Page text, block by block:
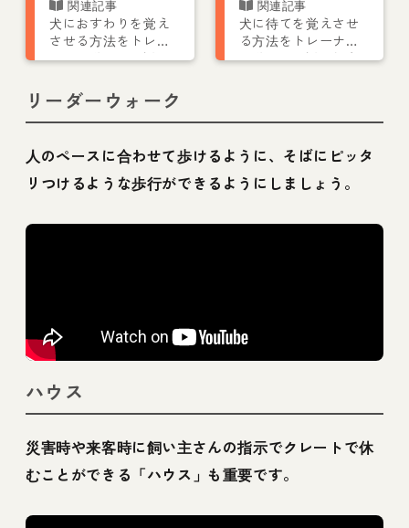
犬におすわりを覚え
させる方法をトレー
ナーが動画で解説！
ングも
犬に待てを覚えさせ
る方法をトレーナー
が動画で解説！教え
リーダーウォーク
人のペースに合わせて歩けるように、そばにピッタ
リつけるような歩行ができるようにしましょう。
ハウス
災害時や来客時に飼い主さんの指示でクレートで休
むことができる「ハウス」も重要です。